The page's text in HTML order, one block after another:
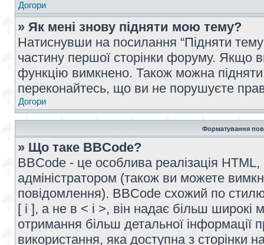
Догори
» Як мені знову підняти мою тему?
Натиснувши на посилання “Підняти
частину першої сторінки форуму. Якщо
функцію вимкнено. Також можна
переконайтесь, що ви не порушуєте
Догори
Форматування
» Що таке BBCode?
BBCode - це особлива реалізація
адміністратором (також ви можете
повідомлення). BBCode схожий по
[ і ], а не в < і >, він надає більш
отримання більш детальної інформації
використання, яка доступна з сторінки